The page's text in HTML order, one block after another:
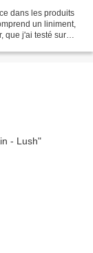
dans les produits
un liniment,
que j'ai testé sur